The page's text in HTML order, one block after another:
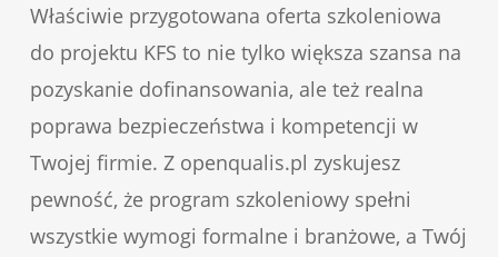
Właściwie przygotowana oferta szkoleniowa
do projektu KFS to nie tylko większa szansa na
pozyskanie dofinansowania, ale też realna
poprawa bezpieczeństwa i kompetencji w
Twojej firmie. Z openqualis.pl zyskujesz
pewność, że program szkoleniowy spełni
wszystkie wymogi formalne i branżowe, a Twój